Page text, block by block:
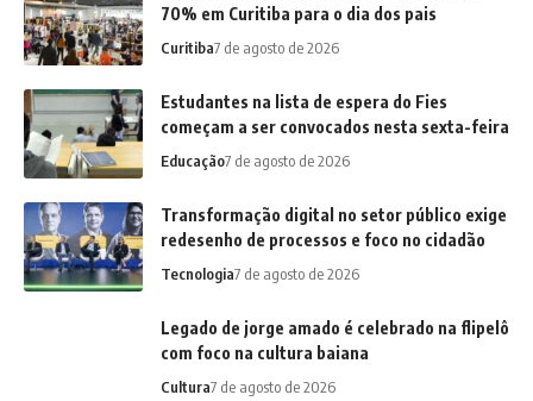
70% em Curitiba para o dia dos pais
Curitiba7 de agosto de 2026
Estudantes na lista de espera do Fies
começam a ser convocados nesta sexta-feira
Educação7 de agosto de 2026
Transformação digital no setor público exige
redesenho de processos e foco no cidadão
Tecnologia7 de agosto de 2026
Legado de jorge amado é celebrado na flipelô
com foco na cultura baiana
Cultura7 de agosto de 2026